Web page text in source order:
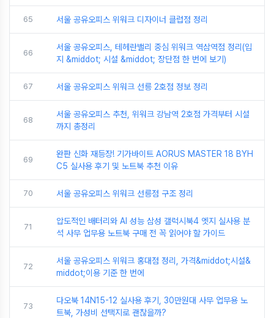
65 서울 공유오피스 위워크 디자이너 클럽점 정리
66
서울 공유오피스, 테헤란밸리 중심 위워크 역삼역점 정리(입
지 &middot; 시설 &middot; 장단점 한 번에 보기)
67 서울 공유오피스 위워크 선릉 2호점 정보 정리
68
서울 공유오피스 추천, 위워크 강남역 2호점 가격부터 시설
까지 총정리
69
완판 신화 재등장! 기가바이트 AORUS MASTER 18 BYH
C5 실사용 후기 및 노트북 추천 이유
70 서울 공유오피스 위워크 선릉점 구조 정리
71
압도적인 배터리와 AI 성능 삼성 갤럭시북4 엣지 실사용 분
석 사무 업무용 노트북 구매 전 꼭 읽어야 할 가이드
72
서울 공유오피스 위워크 홍대점 정리, 가격&middot;시설&
middot;이용 기준 한 번에
73
다오북 14N15-12 실사용 후기, 30만원대 사무 업무용 노
트북, 가성비 선택지로 괜찮을까?